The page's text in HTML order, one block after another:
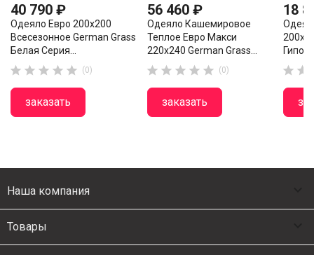
40 790 ₽
Одеяло Евро 200х200
Всесезонное German Grass
Белая Серия...
     (0)
заказать
56 460 ₽
Одеяло Кашемировое
Теплое Евро Макси
220х240 German Grass...
     (0)
заказать
18
 
Наша компания
Товары